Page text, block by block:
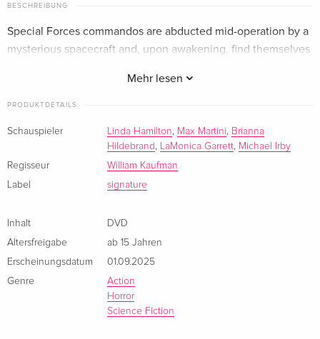
BESCHREIBUNG
Mehr lesen
Special Forces commandos are abducted mid-operation by a
mysterious spacecraft and, upon awakening, find themselves
PRODUKTDETAILS
Schauspieler Linda Hamilton, Max Martini, Brianna
Hildebrand , LaMonica Garrett, Michael Irby
Regisseur
William Kaufman
Label
signature
Inhalt
DVD
Altersfreigabe
ab 15 Jahren
Erscheinungsdatum
01.09.2025
Genre
Action
Horror
Science Fiction